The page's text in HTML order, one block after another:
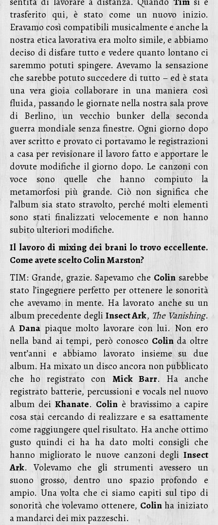
trasferito qui, è stato come un nuovo inizio.
Eravamo così compatibili musicalmente e anche la
nostra etica lavorativa era molto simile, e abbiamo
deciso di disfare tutto e vedere quanto lontano ci
saremmo potuti spingere. Avevamo la sensazione
che sarebbe potuto succedere di tutto – ed è stata
una vera gioia collaborare in una maniera così
fluida, passando le giornate nella nostra sala prove
di Berlino, un vecchio bunker della seconda
guerra mondiale senza finestre. Ogni giorno dopo
aver scritto e provato ci portavamo le registrazioni
a casa per revisionare il lavoro fatto e apportare le
dovute modifiche il giorno dopo. Le canzoni con
voce sono quelle che hanno compiuto la
metamorfosi più grande. Ciò non significa che
l’album sia stato stravolto, perché molti elementi
sono stati finalizzati velocemente e non hanno
subito ulteriori modifiche.
Il lavoro di mixing dei brani lo trovo eccellente.
Come avete scelto Colin Marston?
TIM: Grande, grazie. Sapevamo che Colin sarebbe
stato l’ingegnere perfetto per ottenere le sonorità
che avevamo in mente. Ha lavorato anche su un
album precedente degli Insect Ark, The Vanishing.
ADana piaque molto lavorare con lui. Non ero
nella band ai tempi, però conosco Colinda oltre
vent’anni e abbiamo lavorato insieme su due
album. Ha mixato un disco ancora non pubblicato
che ho registrato con Mick Barr. Ha anche
registrato batterie, percussioni e vocals nel nuovo
album dei Khanate. Colin è bravissimo a capire
cosa stai cercando di realizzare e sa esattamente
come raggiungere quel risultato. Ha anche ottimo
gusto quindi ci ha ha dato molti consigli che
hanno migliorato le nuove canzoni degli Insect
Ark. Volevamo che gli strumenti avessero un
suono grosso, dentro uno spazio profondo e
ampio. Una volta che ci siamo capiti sul tipo di
sonorità che volevamo ottenere, Colinha iniziato
a mandarci dei mix pazzeschi.